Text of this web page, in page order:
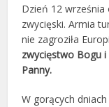
Dzień 12 września
zwycięski. Armia
nie zagroziła
zwycięstwo Bogu
Panny.
W gorących